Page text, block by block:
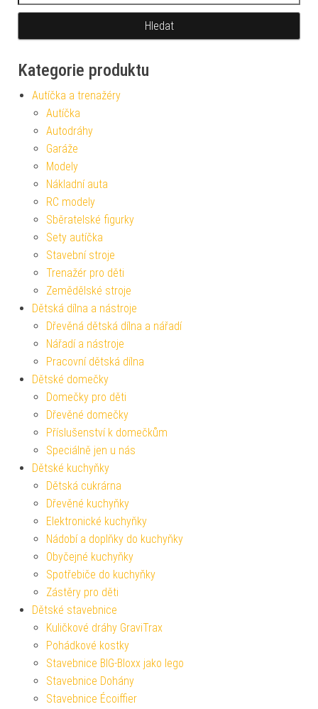
Kategorie produktu
Autíčka a trenažéry
Autíčka
Autodráhy
Garáže
Modely
Nákladní auta
RC modely
Sběratelské figurky
Sety autíčka
Stavební stroje
Trenažér pro děti
Zemědělské stroje
Dětská dílna a nástroje
Dřevěná dětská dílna a nářadí
Nářadí a nástroje
Pracovní dětská dílna
Dětské domečky
Domečky pro děti
Dřevěné domečky
Příslušenství k domečkům
Speciálně jen u nás
Dětské kuchyňky
Dětská cukrárna
Dřevěné kuchyňky
Elektronické kuchyňky
Nádobí a doplňky do kuchyňky
Obyčejné kuchyňky
Spotřebiče do kuchyňky
Zástěry pro děti
Dětské stavebnice
Kuličkové dráhy GraviTrax
Pohádkové kostky
Stavebnice BIG-Bloxx jako lego
Stavebnice Dohány
Stavebnice Écoiffier